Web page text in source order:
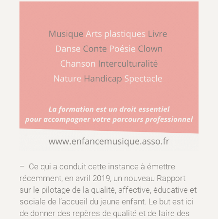
– Ce qui a conduit cette instance à émettre
récemment, en avril 2019, un nouveau Rapport
sur le pilotage de la qualité, affective, éducative et
sociale de l’accueil du jeune enfant. Le but est ici
de donner des repères de qualité et de faire des